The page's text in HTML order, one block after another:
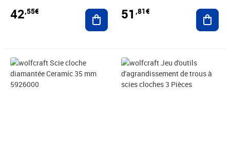
42,55€ Ajouter au panier
51 ,81€
Prix 33,31€ Prix barré 41,99€
Prix 37,76€